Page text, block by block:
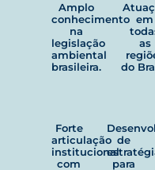
Amplo
conhecimento
na
legislação
ambiental
brasileira.
em
as
do
Forte
articulação
institucional
com
de
para